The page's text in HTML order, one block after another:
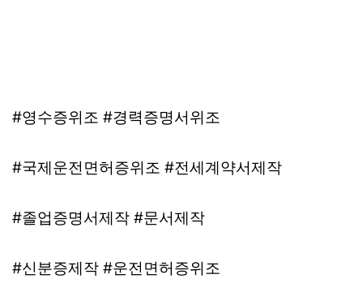
#영수증위조 #경력증명서위조
#국제운전면허증위조 #전세계약서제작
#졸업증명서제작 #문서제작
#신분증제작 #운전면허증위조